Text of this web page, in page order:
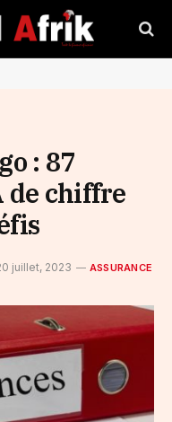
: 87
de chiffre
juillet, 2023 ASSURANCE